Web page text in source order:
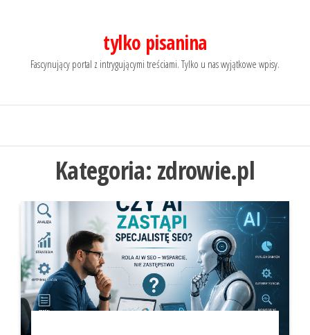
tylko pisanina
Fascynujący portal z intrygującymi treściami. Tylko u nas wyjątkowe wpisy.
Kategoria: zdrowie.pl